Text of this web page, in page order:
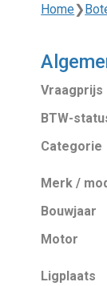
Home❯
Vraagprijs
BTW-
Categorie
Merk /
Bouwjaar
Motor
Ligplaats